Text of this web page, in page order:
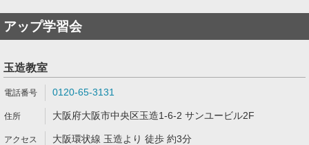
アップ学習会
玉造教室
0120-65-3131
大阪府大阪市中央区玉造1-6-2 サンユービル2F
大阪環状線 玉造より 徒歩 約3分